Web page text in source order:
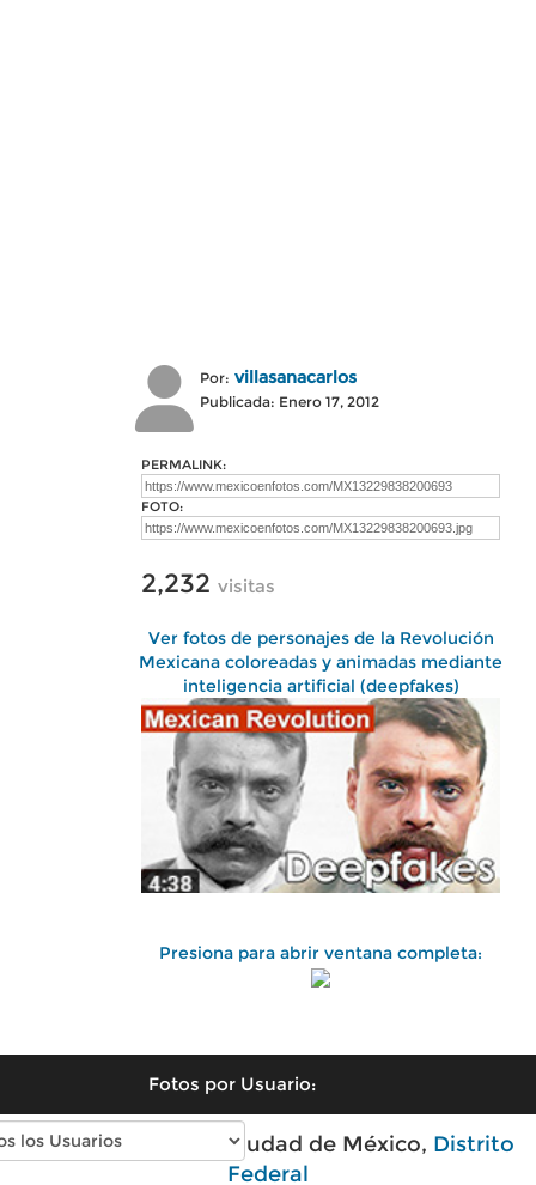
Por: villasanacarlos
Publicada: Enero 17, 2012
PERMALINK:
FOTO:
2,232 visitas
Ver fotos de personajes de la Revolución
Mexicana coloreadas y animadas mediante
inteligencia artificial (deepfakes)
Presiona para abrir ventana completa:
Fotos por Usuario:
Fotos antiguas de Ciudad de México, Distrito
Federal